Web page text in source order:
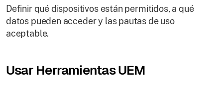
Definir qué dispositivos están permitidos, a qué
datos pueden acceder y las pautas de uso
aceptable.
Usar Herramientas UEM